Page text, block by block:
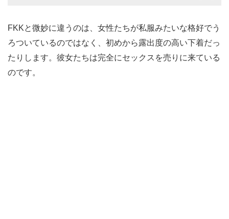
FKKと微妙に違うのは、女性たちが私服みたいな格好でう
ろついているのではなく、初めから露出度の高い下着だっ
たりします。彼女たちは完全にセックスを売りに来ている
のです。